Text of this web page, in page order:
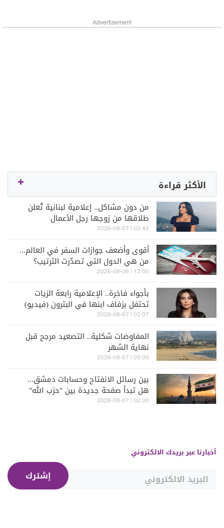
Advertisement
الأكثر قراءة
من دون مشاكل.. إعلامية لبنانية تُعلن
طلاقها من زوجها رجل الأعمال
03:42 | 2026-08-07
أقوى وأضعف جوازات السفر في العالم...
من هي الدول التي تصدّرت الترتيب؟
12:00 | 2026-08-06
بأجواء فاخرة.. الإعلامية رابعة الزيات
تحتفل بزفاف ابنها في البترون (فيديو)
02:07 | 2026-08-07
المفاوضات شكلية.. التصعيد مرجح قبل
نهاية الشهر
05:00 | 2026-08-07
بين رسائل الانفتاح وحسابات دمشق...
هل تبدأ صفحة جديدة بين "حزب الله"
وسوريا - الشرع؟
02:00 | 2026-08-07
أخبارنا عبر بريدك الالكتروني
إشترك